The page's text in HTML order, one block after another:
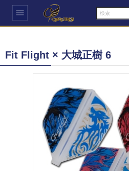
Fit Flight × 大城正樹 6